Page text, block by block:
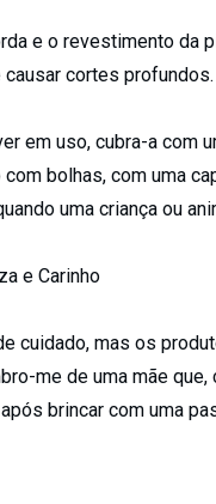
e o revestimento da
causar cortes profundos.
em uso, cubra-a com
bolhas, com uma
uma criança ou
e Carinho
cuidado, mas os
me de uma mãe
brincar com uma